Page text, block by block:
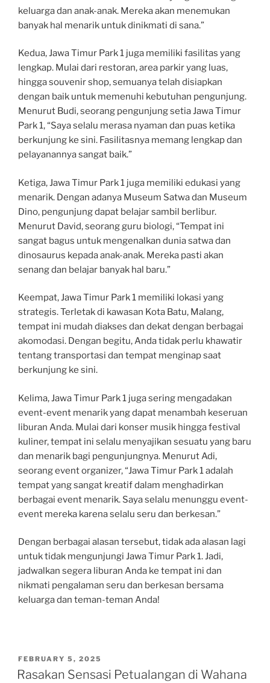
keluarga dan anak-anak. Mereka akan menemukan
banyak hal menarik untuk dinikmati di sana.”
Kedua, Jawa Timur Park 1 juga memiliki fasilitas yang
lengkap. Mulai dari restoran, area parkir yang luas,
hingga souvenir shop, semuanya telah disiapkan
dengan baik untuk memenuhi kebutuhan pengunjung.
Menurut Budi, seorang pengunjung setia Jawa Timur
Park 1, “Saya selalu merasa nyaman dan puas ketika
berkunjung ke sini. Fasilitasnya memang lengkap dan
pelayanannya sangat baik.”
Ketiga, Jawa Timur Park 1 juga memiliki edukasi yang
menarik. Dengan adanya Museum Satwa dan Museum
Dino, pengunjung dapat belajar sambil berlibur.
Menurut David, seorang guru biologi, “Tempat ini
sangat bagus untuk mengenalkan dunia satwa dan
dinosaurus kepada anak-anak. Mereka pasti akan
senang dan belajar banyak hal baru.”
Keempat, Jawa Timur Park 1 memiliki lokasi yang
strategis. Terletak di kawasan Kota Batu, Malang,
tempat ini mudah diakses dan dekat dengan berbagai
akomodasi. Dengan begitu, Anda tidak perlu khawatir
tentang transportasi dan tempat menginap saat
berkunjung ke sini.
Kelima, Jawa Timur Park 1 juga sering mengadakan
event-event menarik yang dapat menambah keseruan
liburan Anda. Mulai dari konser musik hingga festival
kuliner, tempat ini selalu menyajikan sesuatu yang baru
dan menarik bagi pengunjungnya. Menurut Adi,
seorang event organizer, “Jawa Timur Park 1 adalah
tempat yang sangat kreatif dalam menghadirkan
berbagai event menarik. Saya selalu menunggu event-
event mereka karena selalu seru dan berkesan.”
Dengan berbagai alasan tersebut, tidak ada alasan lagi
untuk tidak mengunjungi Jawa Timur Park 1. Jadi,
jadwalkan segera liburan Anda ke tempat ini dan
nikmati pengalaman seru dan berkesan bersama
keluarga dan teman-teman Anda!
POSTED
ON
FEBRUARY 5, 2025
Rasakan Sensasi Petualangan di Wahana